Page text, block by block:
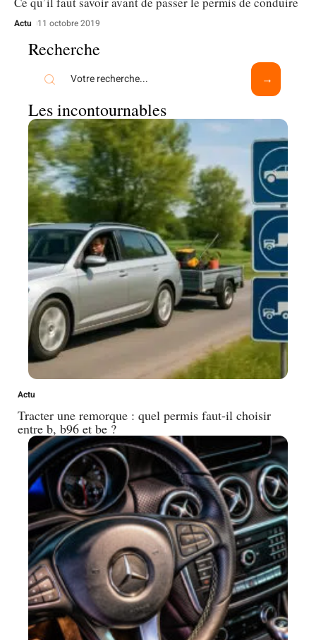
Actu 11 octobre 2019
Recherche
Les incontournables
Actu
Tracter une remorque : quel permis faut-il choisir
entre b, b96 et be ?